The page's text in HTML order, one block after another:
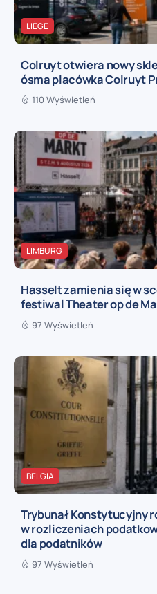
LIÈGE
Colruyt otwiera nowy
ósma placówka Colruyt
110 Wyświetleń
LIMBURG
Hasselt zamienia się w
festiwal Theater op de
97 Wyświetleń
BELGIA
Trybunał Konstytucyjny
w rozliczeniach
dla podatników
97 Wyświetleń